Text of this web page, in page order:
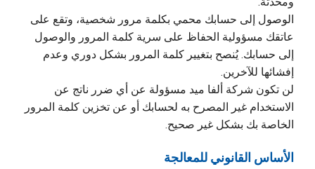
الوصول إلى حسابك محمي بكلمة مرور شخصية، وتقع على
عاتقك مسؤولية الحفاظ على سرية كلمة المرور والوصول
إلى حسابك. يُنصح بتغيير كلمة المرور بشكل دوري وعدم
إفشائها للآخرين.
لن تكون شركة ألفا ميد مسؤولة عن أي ضرر ناتج عن
الاستخدام غير المصرح به لحسابك أو عن تخزين كلمة المرور
الخاصة بك بشكل غير صحيح.
الأساس القانوني للمعالجة